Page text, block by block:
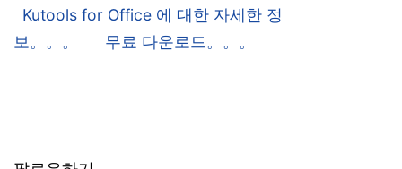
Kutools for Office 에 대한 자세한 정
보。。。
무료 다운로드。。。